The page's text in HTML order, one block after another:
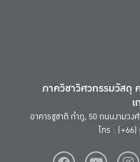
ภาควิชาวิศวกรรมวัสดุ
อาคารชูชาติ กำภู, 50 ถนนงามวง
โทร :